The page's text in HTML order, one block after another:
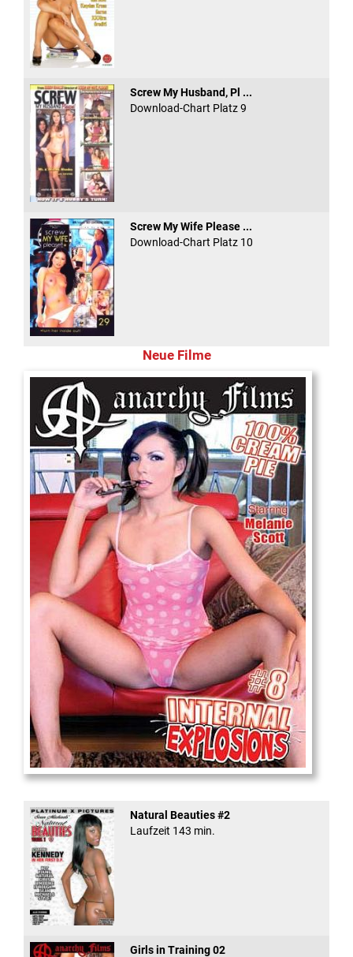
Screw My Husband, Pl ...
Download-Chart Platz 9
Screw My Wife Please ...
Download-Chart Platz 10
Neue Filme
Internal Explosionen
Natural Beauties #2
Laufzeit 143 min.
Girls in Training 02